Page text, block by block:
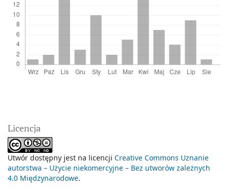
Licencja
Utwór dostępny jest na licencji Creative Commons Uznanie
autorstwa – Użycie niekomercyjne – Bez utworów zależnych
4.0 Międzynarodowe.